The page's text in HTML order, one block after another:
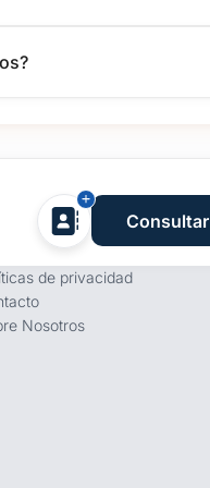
Consultar
y condiciones
de privacidad
Nosotros